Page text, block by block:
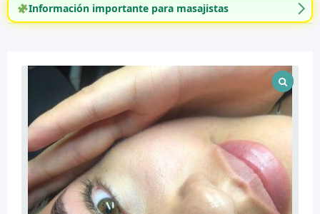
Información importante para masajistas